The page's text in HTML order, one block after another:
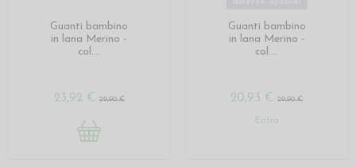
Guanti bambino
in lana Merino -
col....
23,92 € 29,90 €
Guanti bambino
in lana Merino -
col....
20,93 €29,90 €
Entra